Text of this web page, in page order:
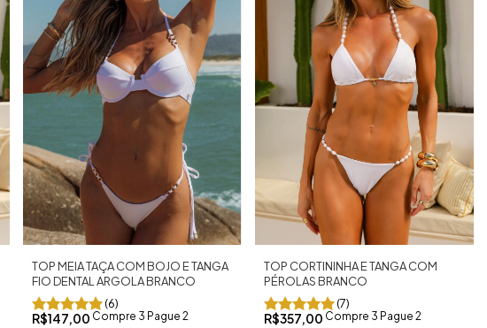
TOP MEIA TAÇA COM BOJO E TANGA
FIO DENTAL ARGOLA BRANCO
(6)
R$147,00 Compre 3 Pague 2
TOP CORTININHA E TANGA COM
PÉROLAS BRANCO
(7)
R$357,00 Compre 3 Pague 2